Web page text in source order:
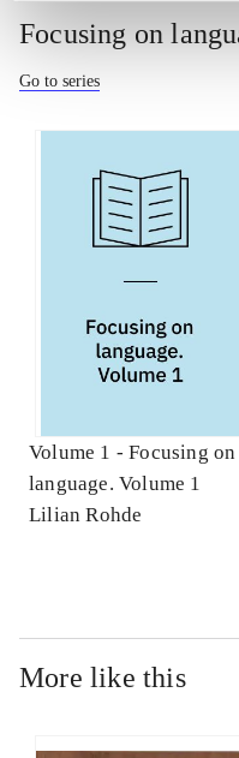
Focusing on
Go to series
Volume 1 -Focusing on
language. Volume 1
Lilian Rohde
More like this